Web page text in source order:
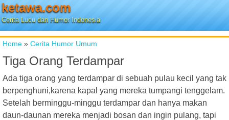
ketawa.com
Cerita Lucu dan Humor Indonesia
Home » Cerita Humor Umum
Tiga Orang Terdampar
Ada tiga orang yang terdampar di sebuah pulau kecil yang tak
berpenghuni,karena kapal yang mereka tumpangi tenggelam.
Setelah berminggu-minggu terdampar dan hanya makan
daun-daunan mereka menjadi bosan dan ingin pulang, tapi